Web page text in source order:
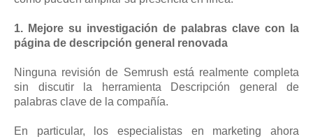
1. Mejore su investigación de palabras clave con la
página de descripción general renovada
Ninguna revisión de Semrush está realmente completa
sin discutir la herramienta Descripción general de
palabras clave de la compañía.
En particular, los especialistas en marketing ahora